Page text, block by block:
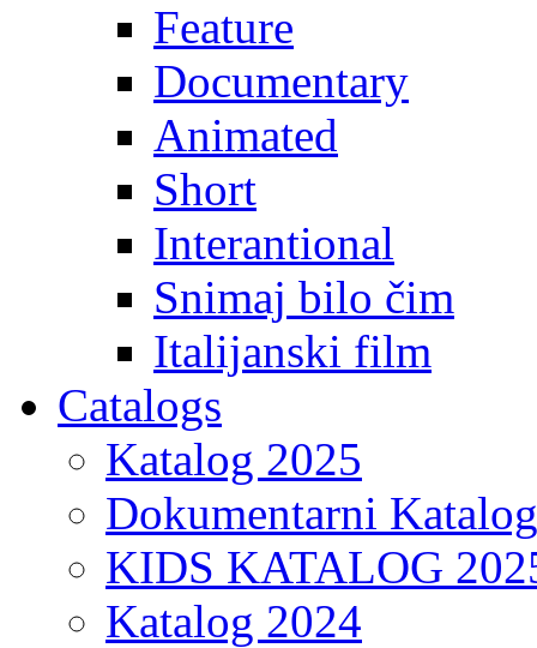
Feature
Documentary
Animated
Short
Interantional
Snimaj bilo čim
Italijanski film
Catalogs
Katalog 2025
Dokumentarni Katalog
KIDS KATALOG
Katalog 2024